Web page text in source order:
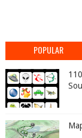
POPULAR